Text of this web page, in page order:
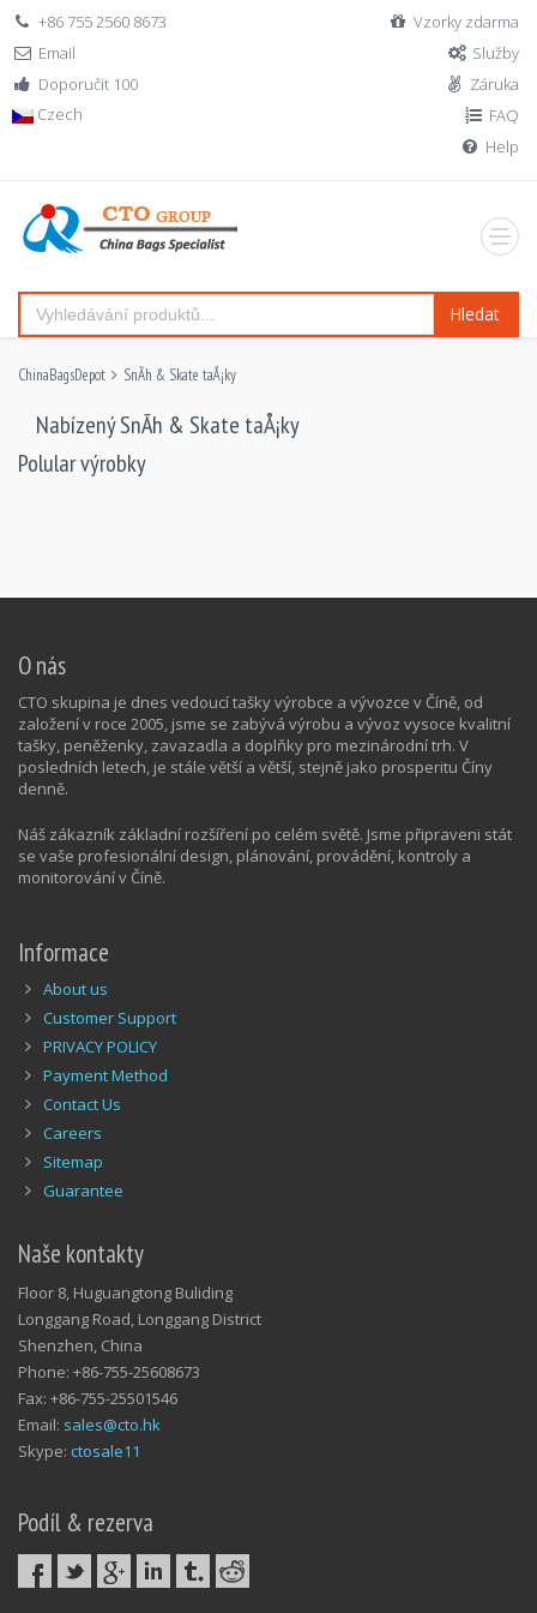
+86 755 2560 8673
Email
Doporučit 100
Czech
Vzorky zdarma
Služby
Záruka
FAQ
Help
Hledat
ChinaBagsDepot SnÃ­h & Skate taÅ¡ky
Nabízený SnÃ­h & Skate taÅ¡ky
Polular výrobky
O nás
CTO skupina je dnes vedoucí tašky výrobce a vývozce v Číně, od
založení v roce 2005, jsme se zabývá výrobu a vývoz vysoce kvalitní
tašky, peněženky, zavazadla a doplňky pro mezinárodní trh. V
posledních letech, je stále větší a větší, stejně jako prosperitu Číny
denně.
Náš zákazník základní rozšíření po celém světě. Jsme připraveni stát
se vaše profesionální design, plánování, provádění, kontroly a
monitorování v Číně.
Informace
About us
Customer Support
PRIVACY POLICY
Payment Method
Contact Us
Careers
Sitemap
Guarantee
Naše kontakty
Floor 8, Huguangtong Buliding
Longgang Road, Longgang District
Shenzhen, China
Phone: +86-755-25608673
Fax: +86-755-25501546
Email: sales@cto.hk
Skype: ctosale11
Podíl & rezerva